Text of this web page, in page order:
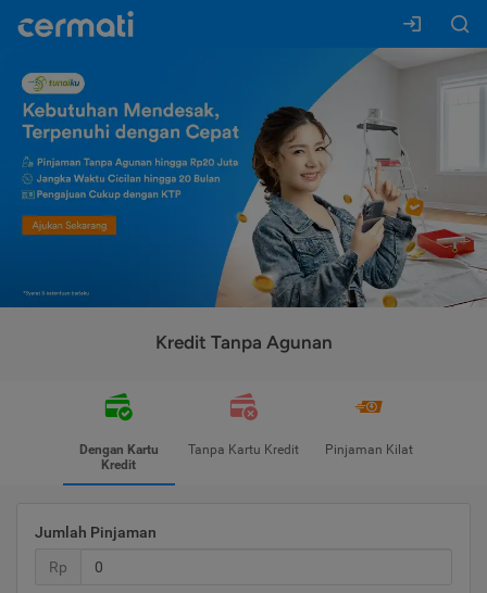
Kredit Tanpa Agunan
Dengan Kartu
Kredit
Tanpa Kartu Kredit Pinjaman Kilat
Jumlah Pinjaman
Rp